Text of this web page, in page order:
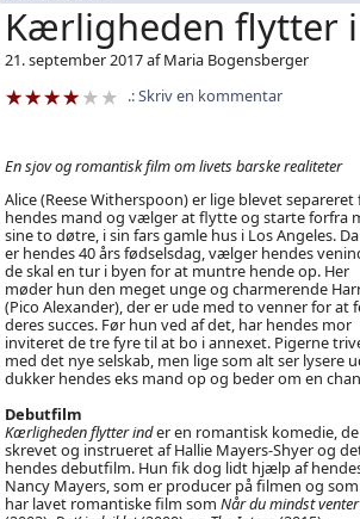
Kærligheden flytter
21. september 2017 af Maria Bogensberger
Skriv en kommentar
En sjov og romantisk film om livets barske realiteter
Alice (Reese Witherspoon) er lige blevet separeret
hendes mand og vælger at flytte og starte forfra
sine to døtre, i sin fars gamle hus i Los Angeles.
er hendes 40 års fødselsdag, vælger hendes
de skal en tur i byen for at muntre hende op. Her
møder hun den meget unge og charmerende
(Pico Alexander), der er ude med to venner for at
deres succes. Før hun ved af det, har hendes mor
inviteret de tre fyre til at bo i annexet. Pigerne
med det nye selskab, men lige som alt ser lysere
dukker hendes eks mand op og beder om en
Debutfilm
Kærligheden flytter inder en romantisk komedie,
skrevet og instrueret af Hallie Mayers-Shyer og
hendes debutfilm. Hun fik dog lidt hjælp af
Nancy Mayers, som er producer på filmen og
har lavet romantiske film som Når du mindst